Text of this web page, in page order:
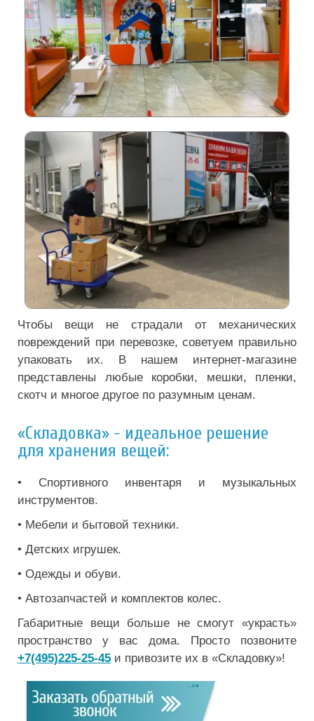
Чтобы вещи не страдали от механических
повреждений при перевозке, советуем правильно
упаковать их. В нашем интернет-магазине
представлены любые коробки, мешки, пленки,
скотч и многое другое по разумным ценам.
«Складовка» - идеальное решение
для хранения вещей:
• Спортивного инвентаря и музыкальных
инструментов.
• Мебели и бытовой техники.
• Детских игрушек.
• Одежды и обуви.
• Автозапчастей и комплектов колес.
Габаритные вещи больше не смогут «украсть»
пространство у вас дома. Просто позвоните
+7(495)225-25-45 и привозите их в «Складовку»!